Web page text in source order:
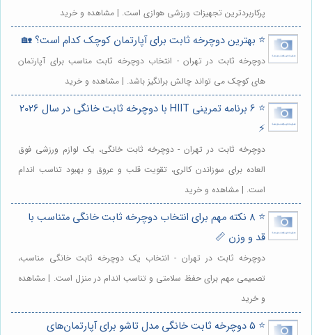
پرکاربردترین تجهیزات ورزشی هوازی است. | مشاهده و خرید
⭐️ بهترین دوچرخه ثابت برای آپارتمان کوچک کدام است؟ 🏡
دوچرخه ثابت در تهران - انتخاب دوچرخه ثابت مناسب برای آپارتمان
های کوچک می تواند چالش برانگیز باشد. | مشاهده و خرید
⭐️ 6 برنامه تمرینی HIIT با دوچرخه ثابت خانگی در سال 2026
⚡️
دوچرخه ثابت در تهران - دوچرخه ثابت خانگی، یک لوازم ورزشی فوق
العاده برای سوزاندن کالری، تقویت قلب و عروق و بهبود تناسب اندام
است. | مشاهده و خرید
⭐️ 8 نکته مهم برای انتخاب دوچرخه ثابت خانگی متناسب با
قد و وزن 📏
دوچرخه ثابت در تهران - انتخاب یک دوچرخه ثابت خانگی مناسب،
تصمیمی مهم برای حفظ سلامتی و تناسب اندام در منزل است. | مشاهده
و خرید
⭐️ 5 دوچرخه ثابت خانگی مدل تاشو برای آپارتمان‌های